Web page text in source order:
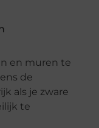
en muren te
de
als je zware
te